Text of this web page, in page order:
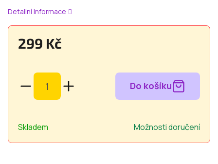
Detailní informace
299 Kč
Skladem Možnosti doručení